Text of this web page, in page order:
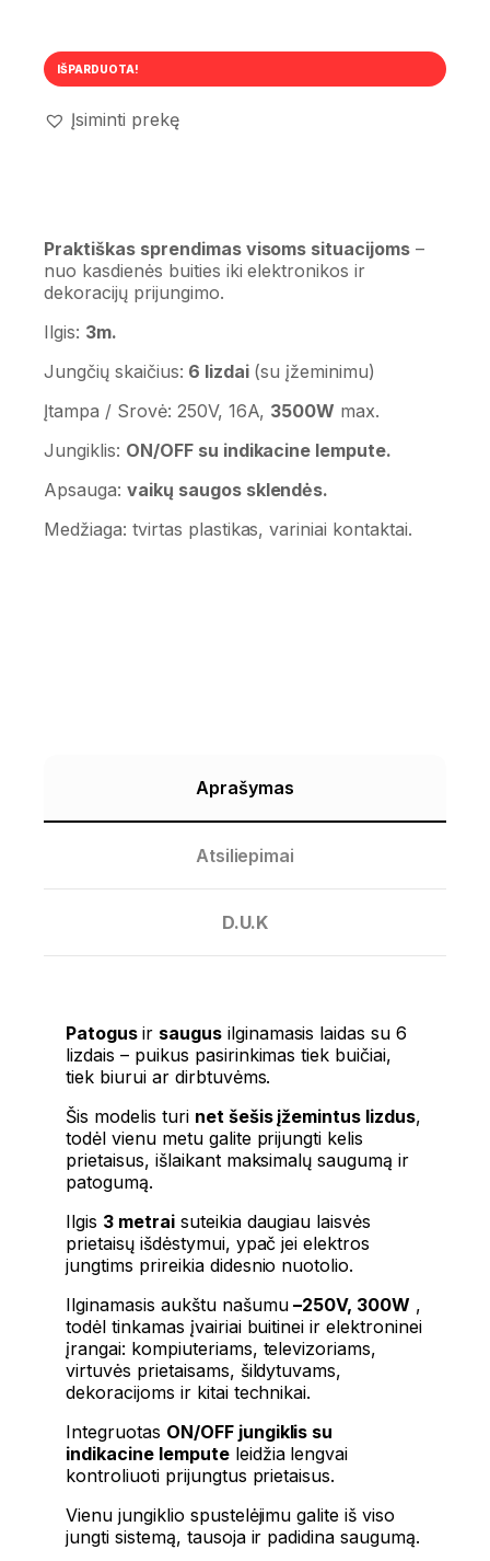
IŠPARDUOTA!
Įsiminti prekę
Praktiškas sprendimas visoms situacijoms –
nuo ​​kasdienės buities iki elektronikos ir
dekoracijų prijungimo.
Ilgis: 3m.
Jungčių skaičius: 6 lizdai(su įžeminimu)
Įtampa / Srovė: 250V, 16A, 3500W max.
Jungiklis: ON/OFF su indikacine lempute.
Apsauga: vaikų saugos sklendės.
Medžiaga: tvirtas plastikas, variniai kontaktai.
Aprašymas
Atsiliepimai
D.U.K
Patogus ir saugus ilginamasis laidas su 6
lizdais – puikus pasirinkimas tiek buičiai,
tiek biurui ar dirbtuvėms.
Šis modelis turi net šešis įžemintus lizdus,
​​todėl vienu metu galite prijungti kelis
prietaisus, išlaikant maksimalų saugumą ir
patogumą.
Ilgis 3 metraisuteikia daugiau laisvės
prietaisų išdėstymui, ypač jei elektros
jungtims prireikia didesnio nuotolio.
Ilginamasis aukštu našumu–250V, 300W ,
todėl tinkamas įvairiai buitinei ir elektroninei
įrangai: kompiuteriams, televizoriams,
virtuvės prietaisams, šildytuvams,
dekoracijoms ir kitai technikai.
Integruotas ON/OFF jungiklis su
indikacine lemputeleidžia lengvai
kontroliuoti prijungtus prietaisus.
Vienu jungiklio spustelėjimu galite iš viso
jungti sistemą, tausoja ir padidina saugumą.